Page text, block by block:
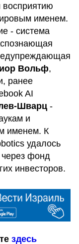
восприятию
именем.
- система
Вольф,
ранее
AI
Шварц -
и
именем. К
удалось
фонд
инвесторов.
здесь